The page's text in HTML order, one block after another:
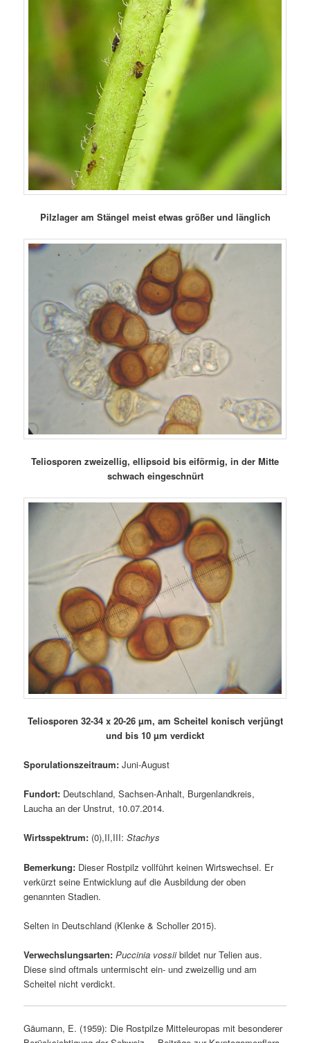
Pilzlager am Stängel meist etwas größer und länglich
Teliosporen zweizellig, ellipsoid bis eiförmig, in der Mitte
schwach eingeschnürt
Teliosporen 32-34 x 20-26 µm, am Scheitel konisch verjüngt
und bis 10 µm verdickt
Sporulationszeitraum: Juni-August
Fundort: Deutschland, Sachsen-Anhalt, Burgenlandkreis,
Laucha an der Unstrut, 10.07.2014.
Wirtsspektrum: (0),II,III:Stachys
Bemerkung: Dieser Rostpilz vollführt keinen Wirtswechsel. Er
verkürzt seine Entwicklung auf die Ausbildung der oben
genannten Stadien.
Selten in Deutschland (Klenke & Scholler 2015).
Verwechslungsarten:Puccinia vossiibildet nur Telien aus.
Diese sind oftmals untermischt ein- und zweizellig und am
Scheitel nicht verdickt.
Gäumann, E. (1959): Die Rostpilze Mitteleuropas mit besonderer